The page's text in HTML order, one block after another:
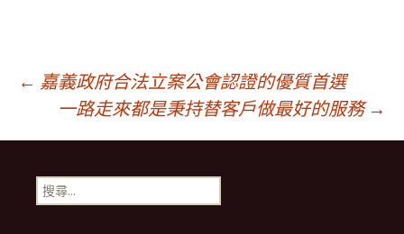
文
章
導
← 嘉義政府合法立案公會認證的優質首選
一路走來都是秉持替客戶做最好的服務 →
搜
尋